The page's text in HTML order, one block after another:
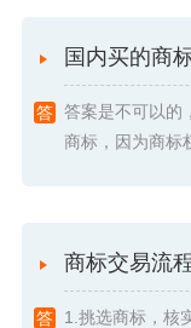
国内买的商
答案是不可以的
商标，因为商标
商标交易流
1.挑选商标，核